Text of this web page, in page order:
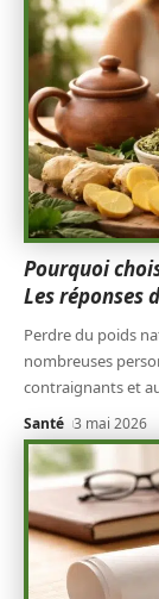
Pourquoi
Les réponses
Perdre du poids
nombreuses
contraignants et
Santé 3 mai 2026